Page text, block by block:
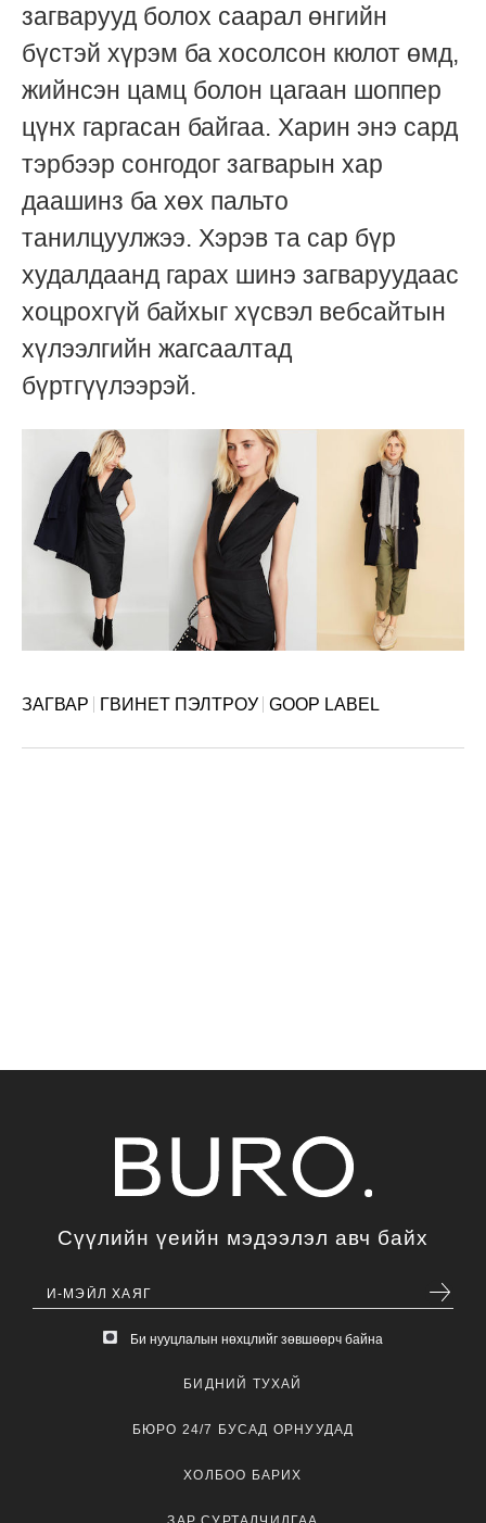
загварууд болох саарал өнгийн
бүстэй хүрэм ба хосолсон кюлот өмд,
жийнсэн цамц болон цагаан шоппер
цүнх гаргасан байгаа. Харин энэ сард
тэрбээр сонгодог загварын хар
даашинз ба хөх пальто
танилцуулжээ. Хэрэв та сар бүр
худалдаанд гарах шинэ загваруудаас
хоцрохгүй байхыг хүсвэл вебсайтын
хүлээлгийн жагсаалтад
бүртгүүлээрэй.
ЗАГВАР ГВИНЕТ ПЭЛТРОУ GOOP LABEL
Сүүлийн үеийн мэдээлэл авч байх
Би нууцлалын нөхцлийг зөвшөөрч байна
БИДНИЙ ТУХАЙ
БЮРО 24/7 БУСАД ОРНУУДАД
ХОЛБОО БАРИХ